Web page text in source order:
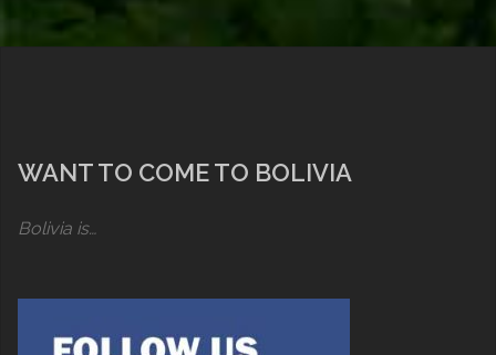
WANT TO COME TO BOLIVIA
Bolivia is…